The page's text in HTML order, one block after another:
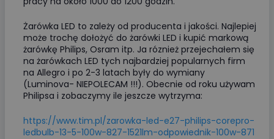
Żarówka LED to zależy od producenta i jakości. Najlepiej
może trochę dołożyć do żarówki LED i kupić markową
żarówkę Philips, Osram itp. Ja róznież przejechałem się
na żarówkach LED tych najbardziej popularnych firm
na Allegro i po 2-3 latach były do wymiany
(Luminova- NIEPOLECAM !!!). Obecnie od roku używam
Philipsa i zobaczymy ile jeszcze wytrzyma:
https://www.tim.pl/zarowka-led-e27-philips-corepro-
ledbulb-13-5-100w-827-1521lm-odpowiednik-100w-871